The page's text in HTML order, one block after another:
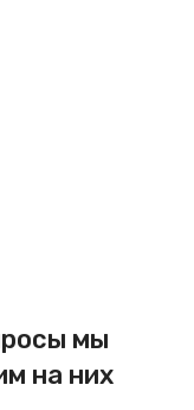
мы
на них